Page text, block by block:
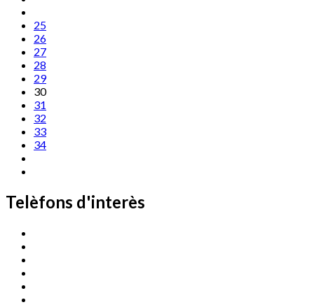
25
26
27
28
29
30
31
32
33
34
Telèfons d'interès